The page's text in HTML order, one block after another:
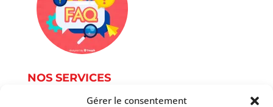
Gérer le consentement
NOS SERVICES